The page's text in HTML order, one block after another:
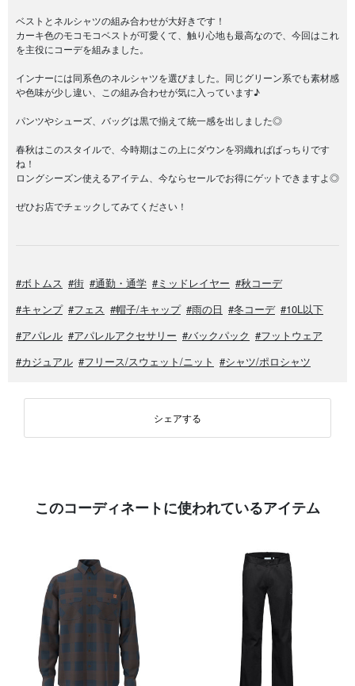
ベストとネルシャツの組み合わせが大好きです！
カーキ色のモコモコベストが可愛くて、触り心地も最高なので、今回はこれ
を主役にコーデを組みました。
インナーには同系色のネルシャツを選びました。同じグリーン系でも素材感
や色味が少し違い、この組み合わせが気に入っています♪
パンツやシューズ、バッグは黒で揃えて統一感を出しました◎
春秋はこのスタイルで、今時期はこの上にダウンを羽織ればばっちりです
ね！
ロングシーズン使えるアイテム、今ならセールでお得にゲットできますよ◎
ぜひお店でチェックしてみてください！
#ボトムス #街 #通勤・通学 #ミッドレイヤー #秋コーデ
#キャンプ #フェス #帽子/キャップ #雨の日 #冬コーデ #10L以下
#アパレル #アパレルアクセサリー #バックパック #フットウェア
#カジュアル #フリース/スウェット/ニット #シャツ/ポロシャツ
シェアする
このコーディネートに使われているアイテム